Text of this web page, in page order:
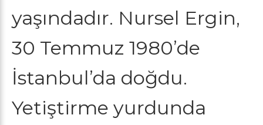
yaşındadır. Nursel Ergin,
30 Temmuz 1980’de
İstanbul’da doğdu.
Yetiştirme yurdunda